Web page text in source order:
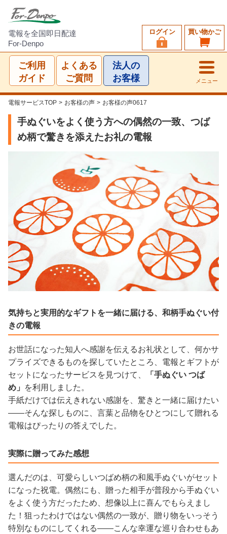
電報を全国即日配達
For-Denpo
買い物かご
ログイン
ご利用
ガイド
よくある
ご質問
法人の
お客様
メニュー
電報サービスTOP > お客様の声 > お客様の声0617
手ぬぐいをよく使う方への偶然の一致、つば
め柄で驚きを添えたお礼の電報
気持ちと実用的なギフトを一緒に届ける、和柄手ぬぐい付
きの電報
お世話になった知人へ感謝を伝えるお礼状として、何かサ
プライズできるものを探していたところ、電報とギフトが
セットになったサービスを見つけて、
「手ぬぐい つば
め」
を利用しました。
手紙だけでは伝えきれない感謝を、驚きと一緒に届けたい
——そんな探しものに、言葉と品物をひとつにして贈れる
電報はぴったりの答えでした。
実際に贈ってみた感想
選んだのは、可愛らしいつばめ柄の和風手ぬぐいがセット
になった祝電。偶然にも、贈った相手が普段から手ぬぐい
をよく使う方だったため、想像以上に喜んでもらえまし
た！狙ったわけではない偶然の一致が、贈り物をいっそう
特別なものにしてくれる——こんな幸運な巡り合わせもあ